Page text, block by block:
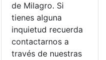
de Milagro. Si
tienes alguna
inquietud recuerda
contactarnos a
través de nuestras